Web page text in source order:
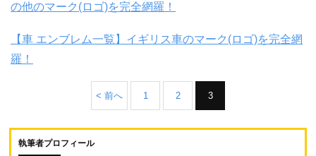
の他のマーク(ロゴ)を完全網羅！
【車 エンブレム一覧】イギリス車のマーク(ロゴ)を完全網
羅！
< 前へ 1 2 3
執筆者プロフィール